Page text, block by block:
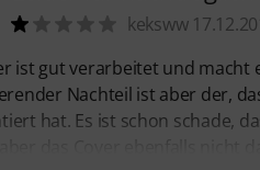
keksww
ist gut verarbeitet und macht
Nachteil ist aber der,
hat. Es ist schon schade,